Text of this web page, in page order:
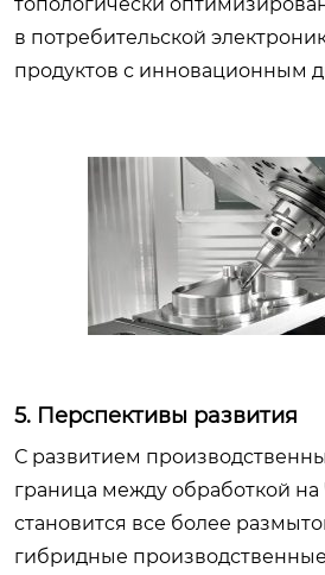
в потребительской
продуктов с инновационным
5. Перспективы развития
С развитием
граница между обработкой
становится все более
гибридные